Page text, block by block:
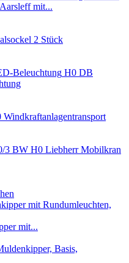
mit...
2 Stück
H0 DB
Windkraftanlagentransport
H0 Liebherr Mobilkran
mit...